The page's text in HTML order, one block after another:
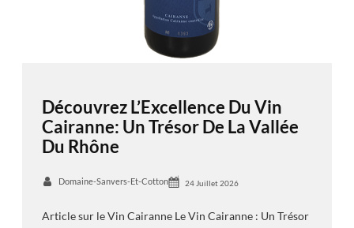
Découvrez L’Excellence Du Vin
Cairanne: Un Trésor De La Vallée
Du Rhône
Domaine-Sanvers-Et-Cotton 24 Juillet 2026
Article sur le Vin Cairanne Le Vin Cairanne : Un Trésor